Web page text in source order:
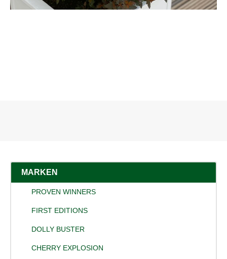
MARKEN
PROVEN WINNERS
FIRST EDITIONS
DOLLY BUSTER
CHERRY EXPLOSION